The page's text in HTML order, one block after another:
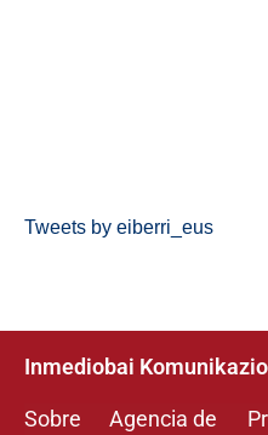
Tweets by eiberri_eus
Inmediobai
Sobre
Agencia de